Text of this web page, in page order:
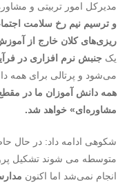
مدیرکل امور تربیتی و
و ترسیم نیم رخ سلامت
ریزی‌های کلان خارج از
یک جنبش نرم افزاری در
می‌شود و پرتالی برای همه
همه دانش آموزان ما در
مشاوره‌ای» خواهد شد.
شکوهی ادامه داد: در حال
متوسطه می شوند تشکیل
انجام نمی‌شد اما اکنون